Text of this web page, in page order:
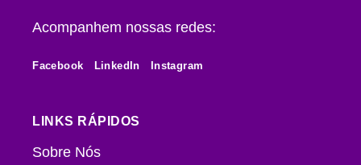
Acompanhem nossas redes:
Facebook LinkedIn Instagram
LINKS RÁPIDOS
Sobre Nós